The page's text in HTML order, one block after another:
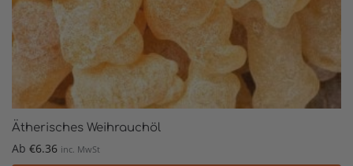
Ätherisches Weihrauchöl
Ab €6.36 inc. MwSt